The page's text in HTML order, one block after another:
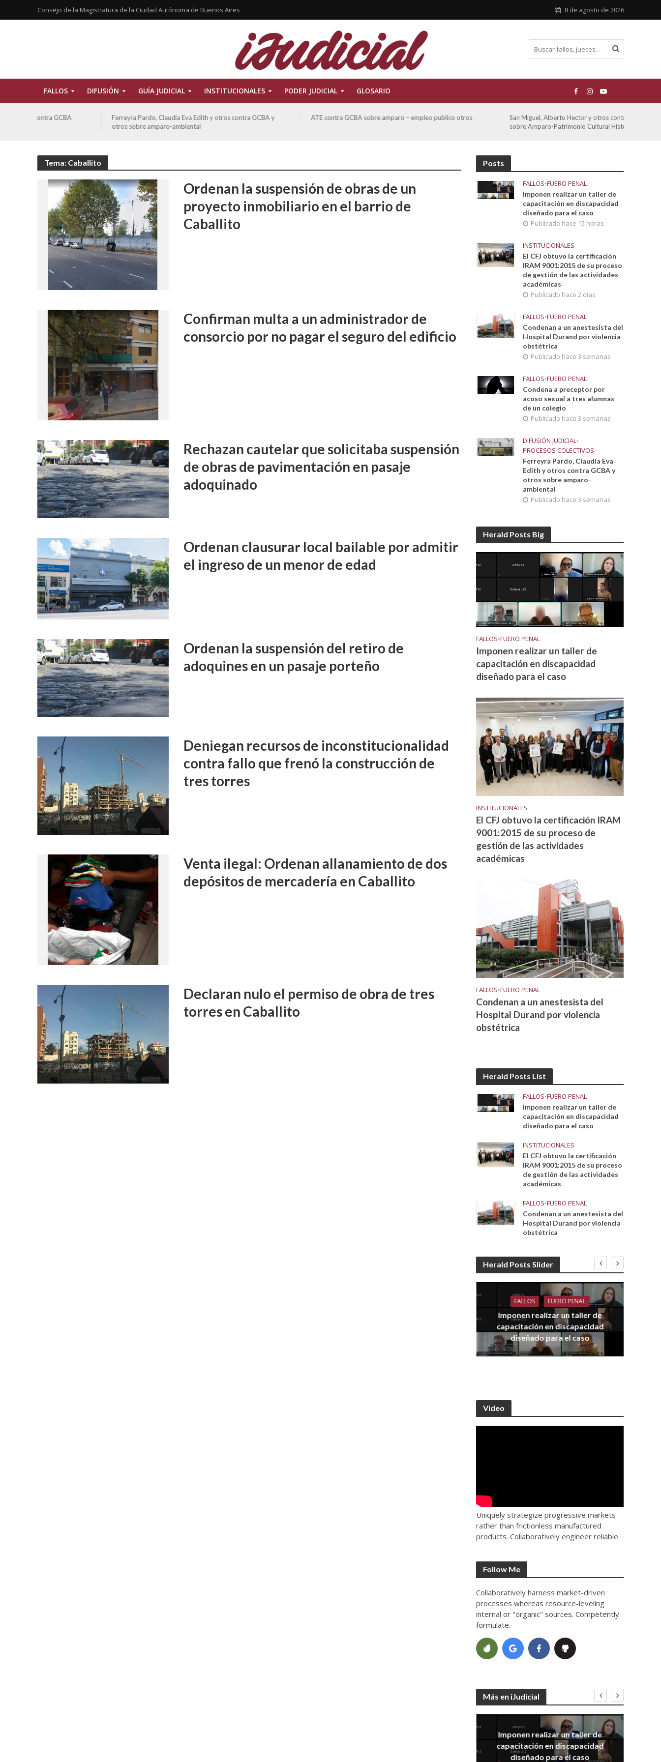
Consejo de la Magistratura de la Ciudad Autónoma de Buenos Aires 8 de agosto de 2026
FALLOS DIFUSIÓN GUÍA JUDICIAL INSTITUCIONALES PODER JUDICIAL GLOSARIO
Ferreyra Pardo, Claudia Eva Edith y otros contra GCBA y
otros sobre amparo-ambiental
ATE contra GCBA sobre amparo – empleo publico otros
San Miguel, Alberto Hector y otros contra GCBA y otros
sobre Amparo-Patrimonio Cultural Histórico
Tema: Caballito
Ordenan la suspensión de obras de un
proyecto inmobiliario en el barrio de
Caballito
Confirman multa a un administrador de
consorcio por no pagar el seguro del edificio
Rechazan cautelar que solicitaba suspensión
de obras de pavimentación en pasaje
adoquinado
Ordenan clausurar local bailable por admitir
el ingreso de un menor de edad
Ordenan la suspensión del retiro de
adoquines en un pasaje porteño
Deniegan recursos de inconstitucionalidad
contra fallo que frenó la construcción de
tres torres
Venta ilegal: Ordenan allanamiento de dos
depósitos de mercadería en Caballito
Declaran nulo el permiso de obra de tres
torres en Caballito
Posts
FALLOS•FUERO PENAL
Imponen realizar un taller de
capacitación en discapacidad
diseñado para el caso
Publicado hace 15 horas
INSTITUCIONALES
El CFJ obtuvo la certificación
IRAM 9001:2015 de su proceso
de gestión de las actividades
académicas
Publicado hace 2 días
FALLOS•FUERO PENAL
Condenan a un anestesista del
Hospital Durand por violencia
obstétrica
Publicado hace 3 semanas
FALLOS•FUERO PENAL
Condena a preceptor por
acoso sexual a tres alumnas
de un colegio
Publicado hace 3 semanas
DIFUSIÓN JUDICIAL•
PROCESOS COLECTIVOS
Ferreyra Pardo, Claudia Eva
Edith y otros contra GCBA y
otros sobre amparo-
ambiental
Publicado hace 3 semanas
Herald Posts Big
FALLOS•FUERO PENAL
Imponen realizar un taller de
capacitación en discapacidad
diseñado para el caso
INSTITUCIONALES
El CFJ obtuvo la certificación IRAM
9001:2015 de su proceso de
gestión de las actividades
académicas
FALLOS•FUERO PENAL
Condenan a un anestesista del
Hospital Durand por violencia
obstétrica
Herald Posts List
FALLOS•FUERO PENAL
Imponen realizar un taller de
capacitación en discapacidad
diseñado para el caso
INSTITUCIONALES
El CFJ obtuvo la certificación
IRAM 9001:2015 de su proceso
de gestión de las actividades
académicas
FALLOS•FUERO PENAL
Condenan a un anestesista del
Hospital Durand por violencia
obstétrica
Herald Posts Slider
FALLOS FUERO PENAL
Imponen realizar un taller de
capacitación en discapacidad
diseñado para el caso
Video
Uniquely strategize progressive markets
rather than frictionless manufactured
products. Collaboratively engineer reliable.
Follow Me
Collaboratively harness market-driven
processes whereas resource-leveling
internal or "organic" sources. Competently
formulate.
Más en iJudicial
Imponen realizar un taller de
capacitación en discapacidad
diseñado para el caso